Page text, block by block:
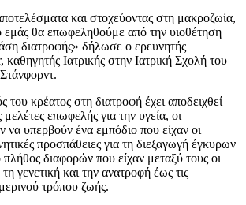
και στοχεύοντας στη μακροζωία,
εμάς θα επωφεληθούμε από την υιοθέτηση
διατροφής» δήλωσε ο ερευνητής
Ιατρικής στην Ιατρική Σχολή του
του κρέατος στη διατροφή έχει αποδειχθεί
επωφελής για την υγεία, οι
να υπερβούν ένα εμπόδιο που είχαν οι
προσπάθειες για τη διεξαγωγή έγκυρων
διαφορών που είχαν μεταξύ τους οι
γενετική και την ανατροφή έως τις
τρόπου ζωής.